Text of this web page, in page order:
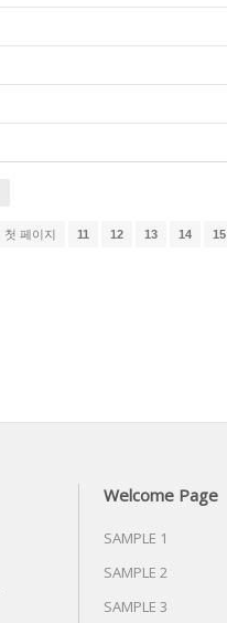
첫 페이지 11 12 13 14 15
Welcome Page
SAMPLE 1
SAMPLE 2
SAMPLE 3